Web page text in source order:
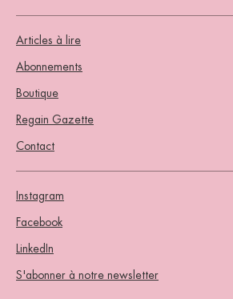
Articles à lire
Abonnements
Boutique
Regain Gazette
Contact
Instagram
Facebook
LinkedIn
S'abonner à notre newsletter